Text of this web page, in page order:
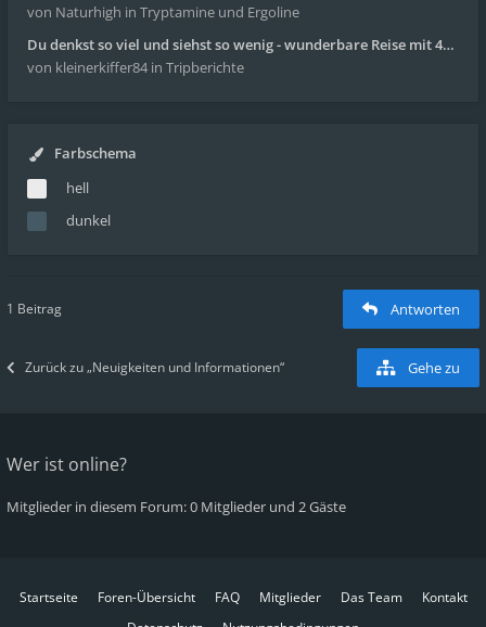
von Naturhigh in Tryptamine und Ergoline
Du denkst so viel und siehst so wenig - wunderbare Reise mit 4g Pilze
von kleinerkiffer84 in Tripberichte
Farbschema
hell
dunkel
1 Beitrag Antworten
Zurück zu „Neuigkeiten und Informationen“ Gehe zu
Wer ist online?
Mitglieder in diesem Forum: 0 Mitglieder und 2 Gäste
Startseite Foren-Übersicht FAQ Mitglieder Das Team
Kontakt